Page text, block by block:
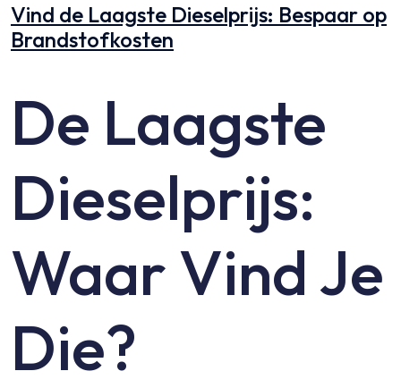
Vind de Laagste Dieselprijs: Bespaar op
Brandstofkosten
De Laagste
Dieselprijs:
Waar Vind Je
Die?